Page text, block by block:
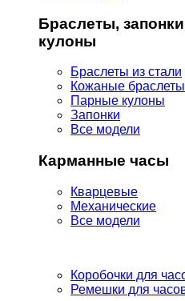
Браслеты,
кулоны
Браслеты из стали
Кожаные браслеты
Парные кулоны
Запонки
Все модели
Карманные часы
Кварцевые
Механические
Все модели
Коробочки для
Ремешки для